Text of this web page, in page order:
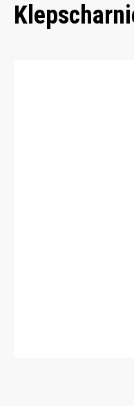
Spatschermen
Vacature